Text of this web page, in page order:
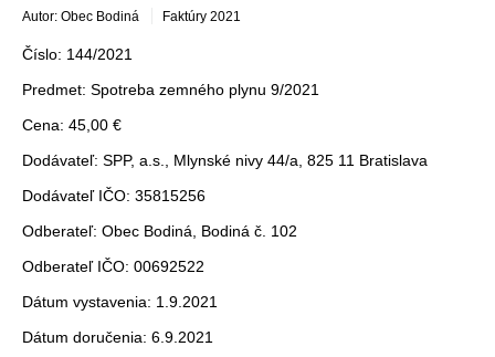
Autor: Obec Bodiná Faktúry 2021
Číslo: 144/2021
Predmet: Spotreba zemného plynu 9/2021
Cena: 45,00 €
Dodávateľ: SPP, a.s., Mlynské nivy 44/a, 825 11 Bratislava
Dodávateľ IČO: 35815256
Odberateľ: Obec Bodiná, Bodiná č. 102
Odberateľ IČO: 00692522
Dátum vystavenia: 1.9.2021
Dátum doručenia: 6.9.2021